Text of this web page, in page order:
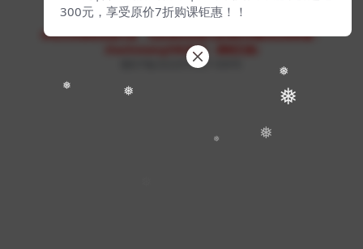
❅ ❅
❅
❅ ❅
❅
Copyright © 202351找课网- All rights reserved
本站支持课程资源互换，优质课程资源互换请联系微信在线客服：
zhaokewang598(备注：课程互换)
赣ICP备2022079527-009号
300元，享受原价7折购课钜惠！！